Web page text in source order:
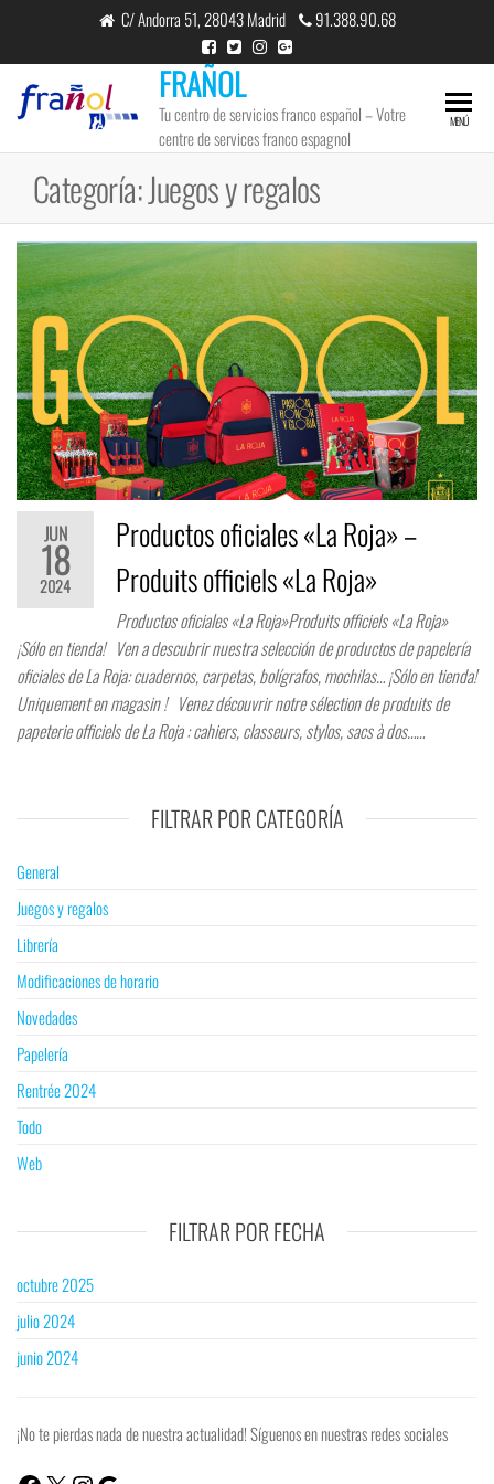
contenido
C/ Andorra 51, 28043 Madrid 91.388.90.68
FRAÑOL
Tu centro de servicios franco español – Votre
centre de services franco espagnol
MENÚ
Categoría:Juegos y regalos
JUN
18
2024
Productos oficiales «La Roja» –
Produits officiels «La Roja»
Productos oficiales «La Roja»Produits officiels «La Roja»
¡Sólo en tienda! Ven a descubrir nuestra selección de productos de papelería
oficiales de La Roja: cuadernos, carpetas, bolígrafos, mochilas… ¡Sólo en tienda!
Uniquement en magasin ! Venez découvrir notre sélection de produits de
papeterie officiels de La Roja : cahiers, classeurs, stylos, sacs à dos……
FILTRAR POR CATEGORÍA
General
Juegos y regalos
Librería
Modificaciones de horario
Novedades
Papelería
Rentrée 2024
Todo
Web
FILTRAR POR FECHA
octubre 2025
julio 2024
junio 2024
¡No te pierdas nada de nuestra actualidad! Síguenos en nuestras redes sociales